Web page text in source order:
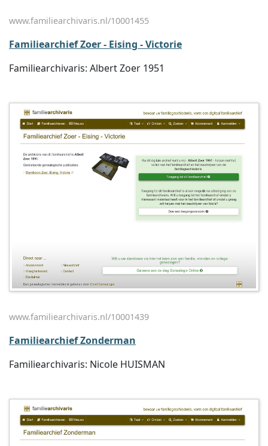
www.familiearchivaris.nl/10001455
Familiearchief Zoer - Eising - Victorie
Familiearchivaris: Albert Zoer 1951
www.familiearchivaris.nl/10001439
Familiearchief Zonderman
Familiearchivaris: Nicole HUISMAN